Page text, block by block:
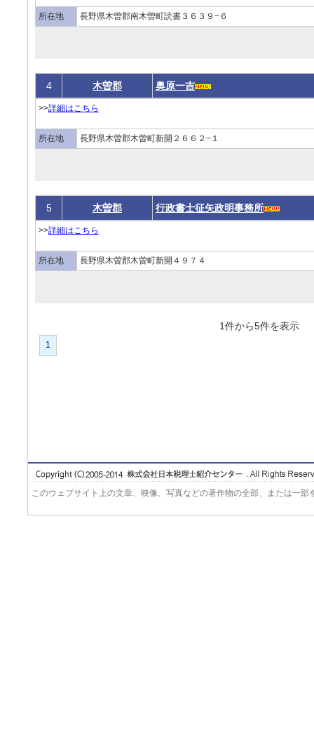
所在地 長野県木曽郡南木曽町読書３６３９−６
4 木曽郡 奥原一吉
>>詳細はこちら
所在地 長野県木曽郡木曽町新開２６６２−１
5 木曽郡 行政書士征矢政明事務所
>>詳細はこちら
所在地 長野県木曽郡木曽町新開４９７４
1件から5件を表
1
このウェブサイト上の文章、映像、写真などの著作物の全部、または一